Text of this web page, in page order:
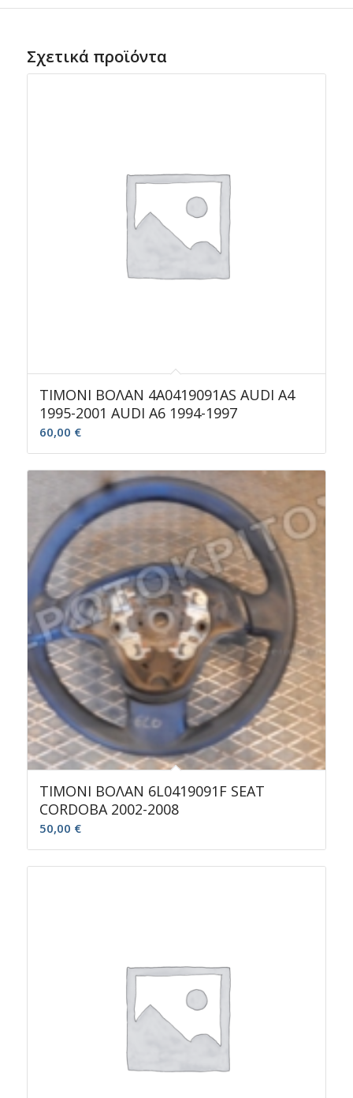
Σχετικά προϊόντα
ΤΙΜΟΝΙ ΒΟΛΑΝ 4A0419091AS AUDI A4
1995-2001 AUDI A6 1994-1997
60,00 €
ΤΙΜΟΝΙ ΒΟΛΑΝ 6L0419091F SEAT
CORDOBA 2002-2008
50,00 €